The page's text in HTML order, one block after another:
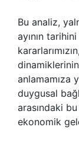
Bu analiz,
ayının
anlamamıza
duygusal
arasındaki
ekonomik